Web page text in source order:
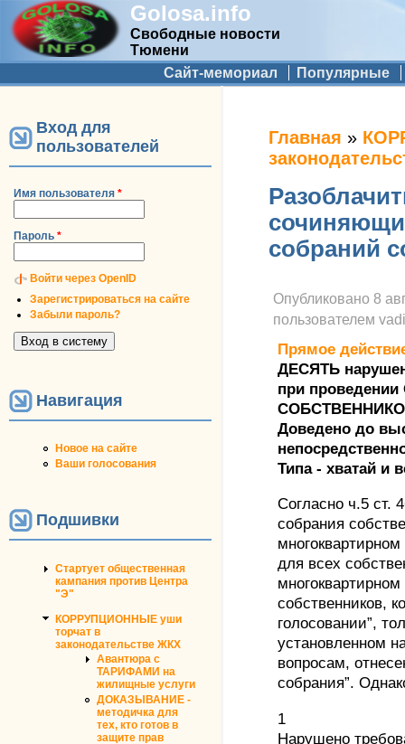
Golosa.info
Свободные новости
Тюмени
Дополнительное меню
Сайт-мемориал Популярные
Вход для
пользователей
Имя пользователя *
Пароль *
Войти через OpenID
Зарегистрироваться на сайте
Забыли пароль?
Навигация
Новое на сайте
Ваши голосования
Подшивки
Стартует общественная
кампания против Центра
"Э"
КОРРУПЦИОННЫЕ уши
торчат в
законодательстве ЖКХ
Авантюра с
ТАРИФАМИ на
жилищные услуги
ДОКАЗЫВАНИЕ -
методичка для
тех, кто готов в
защите прав
Вы здесь
Главная »
собраний
Опубликовано 8
пользователем
Прямое
ДЕСЯТЬ
при
Доведено до
Типа - хватай и
Согласно ч.5
собрания
для всех
собственников,
голосовании”,
установленном
вопросам,
собрания”.
1
Нарушено